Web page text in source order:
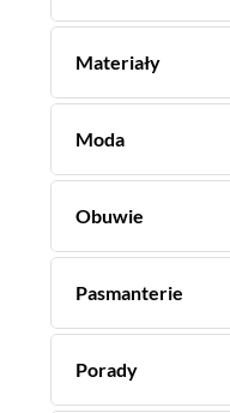
Materiały
Moda
Obuwie
Pasmanterie
Porady